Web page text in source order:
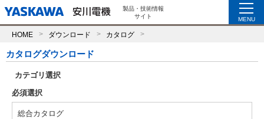
製品・技術情報
サイト
MENU
HOME ダウンロード カタログ
カタログダウンロード
カテゴリ選択
必須選択
総合カタログ